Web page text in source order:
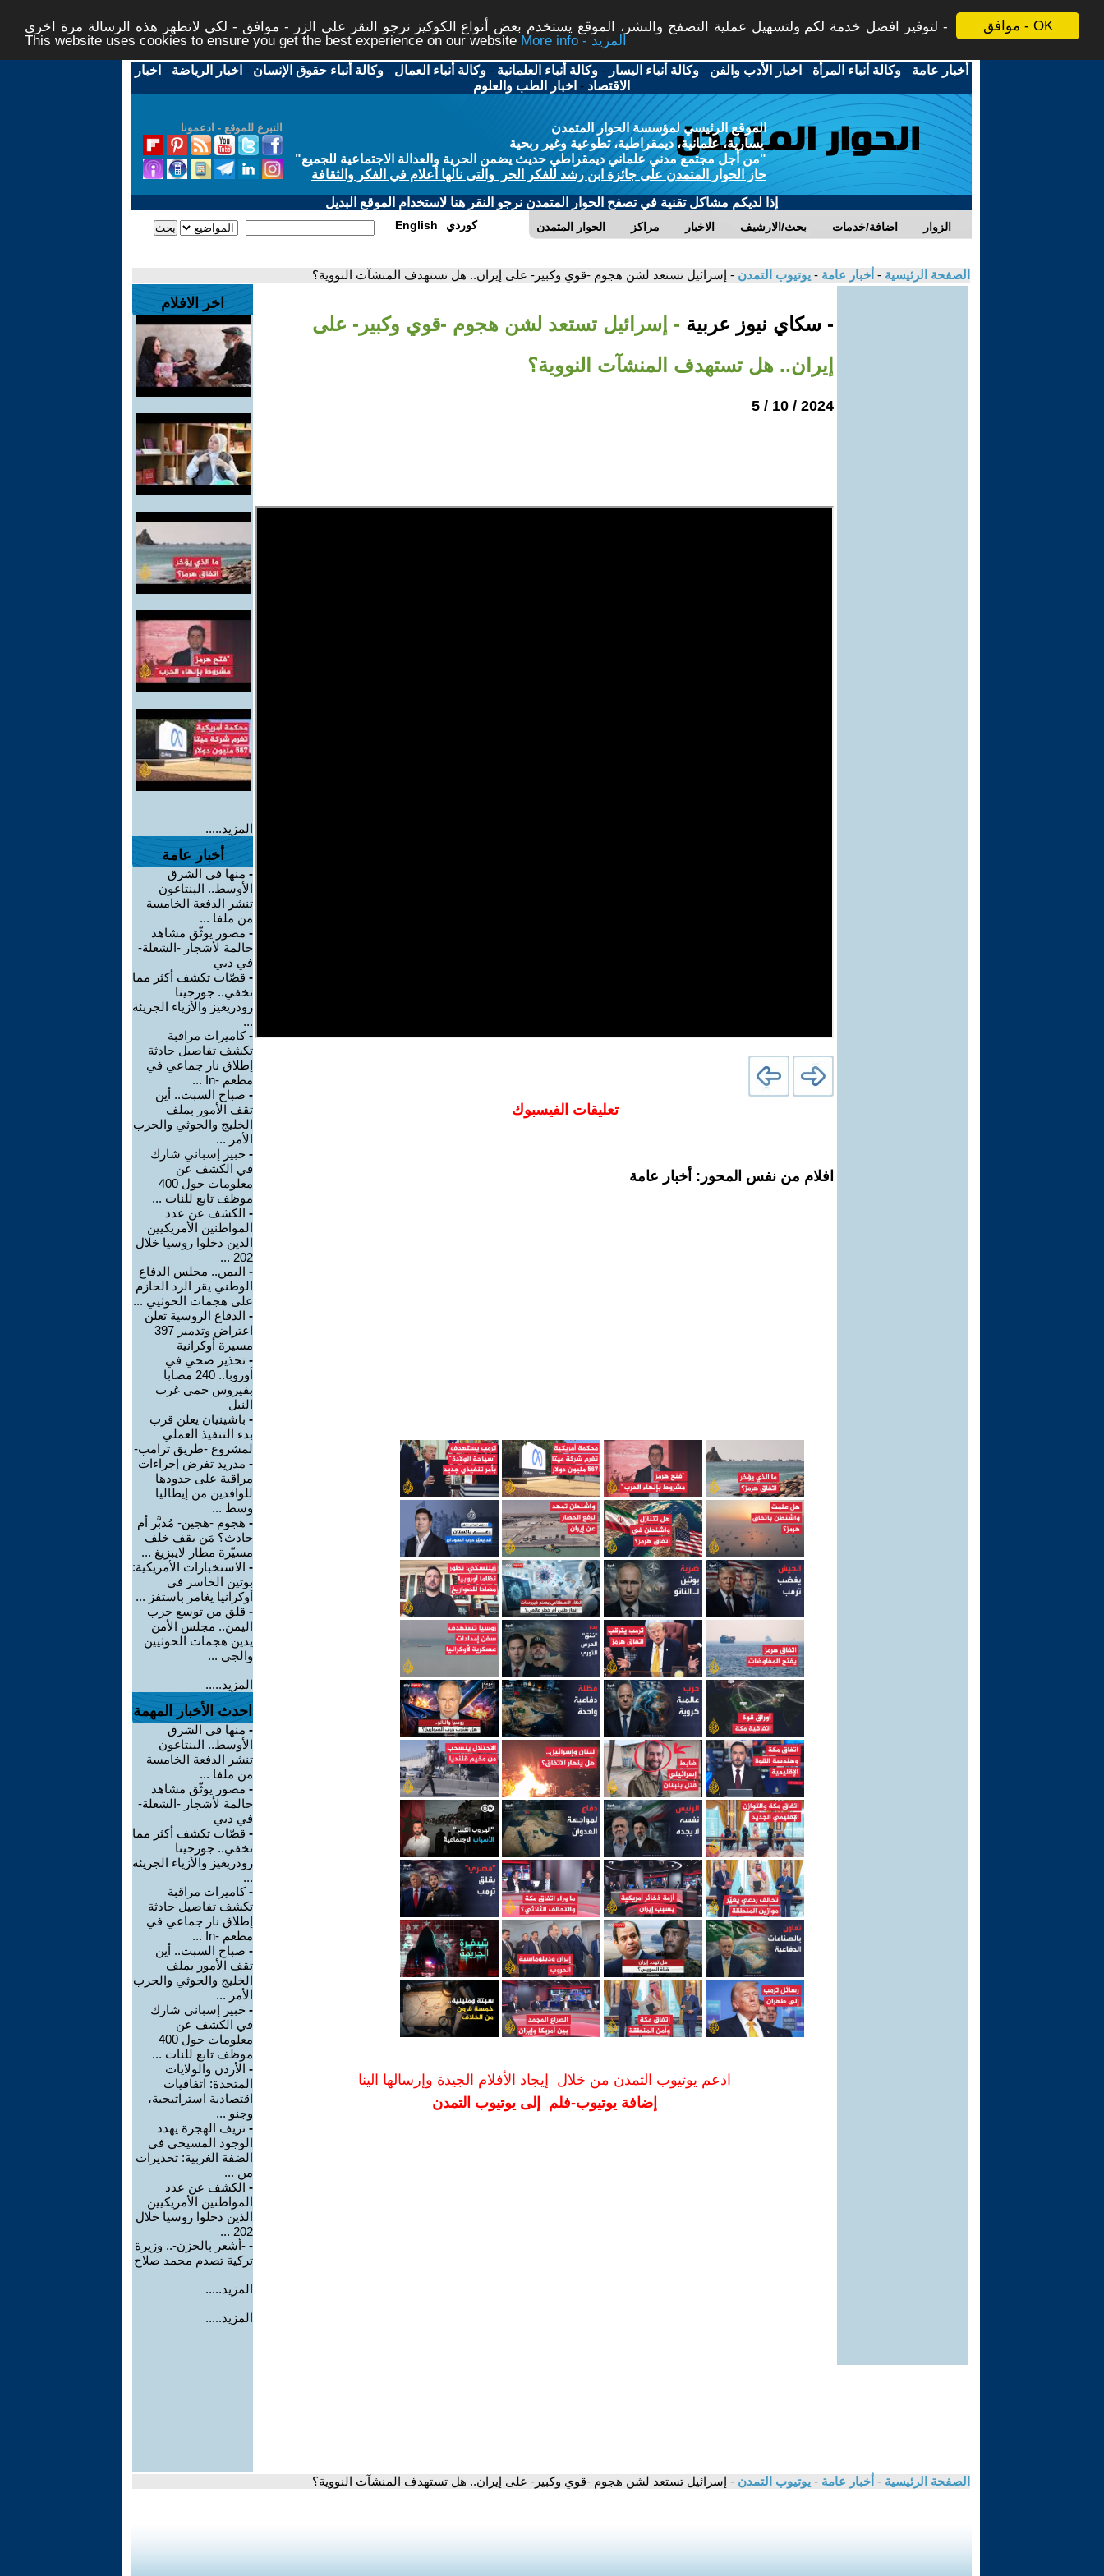
موافق - OK
لتوفير افضل خدمة لكم ولتسهيل عملية التصفح والنشر، الموقع يستخدم بعض أنواع الكوكيز نرجو النقر على الزر - موافق - لكي لاتظهر هذه الرسالة مرة اخرى -
This website uses cookies to ensure you get the best experience on our website
More info - المزيد
أخبار عامة -وكالة أنباء المرأة - اخبار الأدب والفن -وكالة أنباء اليسار -وكالة أنباء العلمانية -وكالة أنباء العمال -وكالة أنباء حقوق الإنسان - اخبار الرياضة - اخبار
الاقتصاد - اخبار الطب والعلوم
التبرع للموقع - ادعمونا
الموقع الرئيسي لمؤسسة الحوار المتمدن
يسارية، علمانية، ديمقراطية، تطوعية وغير ربحية
"من أجل مجتمع مدني علماني ديمقراطي حديث يضمن الحرية والعدالة الاجتماعية للجميع"
حاز الحوار المتمدن على جائزة ابن رشد للفكر الحر والتى نالها أعلام في الفكر والثقافة
إذا لديكم مشاكل تقنية في تصفح الحوار المتمدن نرجو النقر هنا لاستخدام الموقع البديل
الحوار المتمدن مراكز الاخبار بحث/الارشيف اضافة/خدمات الزوار English كوردي
الصفحة الرئيسية - أخبار عامة - يوتيوب التمدن - إسرائيل تستعد لشن هجوم -قوي وكبير- على إيران.. هل تستهدف المنشآت النووية؟
- سكاي نيوز عربية - إسرائيل تستعد لشن هجوم -قوي وكبير- على
إيران.. هل تستهدف المنشآت النووية؟
2024 / 10 / 5
تعليقات الفيسبوك
افلام من نفس المحور: أخبار عامة
ادعم يوتيوب التمدن من خلال إيجاد الأفلام الجيدة وإرسالها الينا
إضافة يوتيوب-فلم إلى يوتيوب التمدن
اخر الافلام
المزيد.....
أخبار عامة
- منها في الشرق
الأوسط.. البنتاغون
تنشر الدفعة الخامسة
من ملفا ...
- مصور يوثّق مشاهد
حالمة لأشجار -الشعلة-
في دبي
- قصّات تكشف أكثر مما
تخفي.. جورجينا
رودريغيز والأزياء الجريئة
...
-كاميرات مراقبة
تكشف تفاصيل حادثة
إطلاق نار جماعي في
مطعم -In ...
- صباح السبت.. أين
تقف الأمور بملف
الخليج والحوثي والحرب
الأمر ...
- خبير إسباني شارك
في الكشف عن
معلومات حول 400
موظف تابع للنات ...
- الكشف عن عدد
المواطنين الأمريكيين
الذين دخلوا روسيا خلال
202 ...
- اليمن.. مجلس الدفاع
الوطني يقر الرد الحازم
على هجمات الحوثيي ...
- الدفاع الروسية تعلن
اعتراض وتدمير 397
مسيرة أوكرانية
- تحذير صحي في
أوروبا.. 240 مصابا
بفيروس حمى غرب
النيل
- باشينيان يعلن قرب
بدء التنفيذ العملي
لمشروع -طريق ترامب-
- مدريد تفرض إجراءات
مراقبة على حدودها
للوافدين من إيطاليا
وسط ...
- هجوم -هجين- مُدبَّر أم
حادث؟ مَن يقف خلف
مسيّرة مطار لايبزيغ ...
- الاستخبارات الأمريكية:
بوتين الخاسر في
أوكرانيا يغامر باستفز ...
- قلق من توسع حرب
اليمن.. مجلس الأمن
يدين هجمات الحوثيين
والجي ...
المزيد.....
احدث الأخبار المهمة
- منها في الشرق
الأوسط.. البنتاغون
تنشر الدفعة الخامسة
من ملفا ...
- مصور يوثّق مشاهد
حالمة لأشجار -الشعلة-
في دبي
- قصّات تكشف أكثر مما
تخفي.. جورجينا
رودريغيز والأزياء الجريئة
...
-كاميرات مراقبة
تكشف تفاصيل حادثة
إطلاق نار جماعي في
مطعم -In ...
- صباح السبت.. أين
تقف الأمور بملف
الخليج والحوثي والحرب
الأمر ...
- خبير إسباني شارك
في الكشف عن
معلومات حول 400
موظف تابع للنات ...
- الأردن والولايات
المتحدة: اتفاقيات
اقتصادية استراتيجية،
وجنو ...
- نزيف الهجرة يهدد
الوجود المسيحي في
الضفة الغربية: تحذيرات
من ...
- الكشف عن عدد
المواطنين الأمريكيين
الذين دخلوا روسيا خلال
202 ...
- -أشعر بالحزن-.. وزيرة
تركية تصدم محمد صلاح
المزيد.....
المزيد.....
الصفحة الرئيسية - أخبار عامة - يوتيوب التمدن - إسرائيل تستعد لشن هجوم -قوي وكبير- على إيران.. هل تستهدف المنشآت النووية؟